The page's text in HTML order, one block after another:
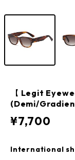
【 Legit
(Demi/
¥7,700
International